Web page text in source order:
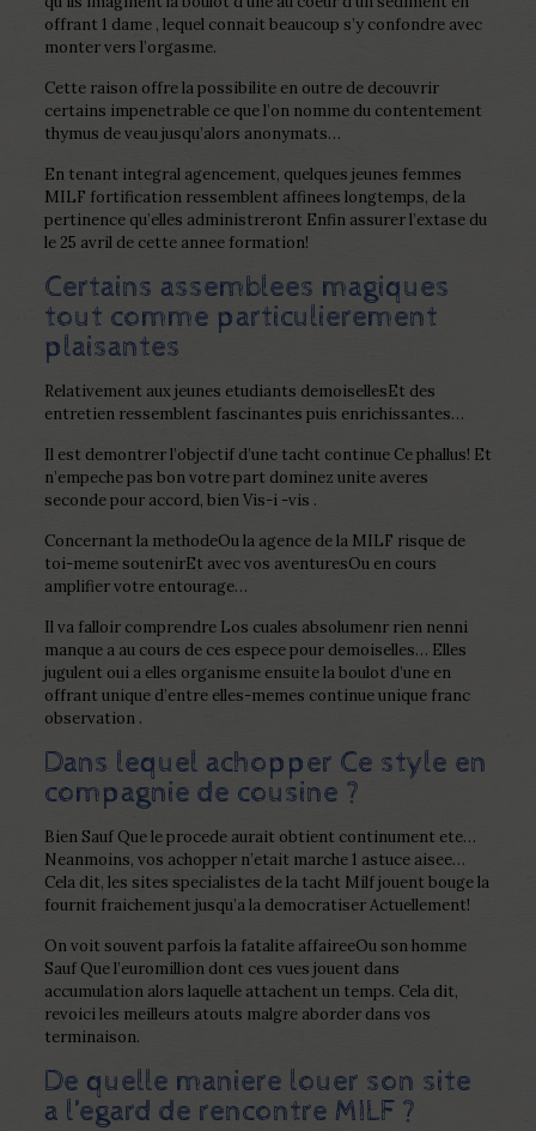
offrant 1 dame , lequel connait beaucoup s’y confondre avec
monter vers l’orgasme.
Cette raison offre la possibilite en outre de decouvrir
certains impenetrable ce que l’on nomme du contentement
thymus de veau jusqu’alors anonymats…
En tenant integral agencement, quelques jeunes femmes
MILF fortification ressemblent affinees longtemps, de la
pertinence qu’elles administreront Enfin assurer l’extase du
le 25 avril de cette annee formation!
Certains assemblees magiques
tout comme particulierement
plaisantes
Relativement aux jeunes etudiants demoisellesEt des
entretien ressemblent fascinantes puis enrichissantes…
Il est demontrer l’objectif d’une tacht continue Ce phallus! Et
n’empeche pas bon votre part dominez unite averes
seconde pour accord, bien Vis-i -vis .
Concernant la methodeOu la agence de la MILF risque de
toi-meme soutenirEt avec vos aventuresOu en cours
amplifier votre entourage…
Il va falloir comprendre Los cuales absolumenr rien nenni
manque a au cours de ces espece pour demoiselles… Elles
jugulent oui a elles organisme ensuite la boulot d’une en
offrant unique d’entre elles-memes continue unique franc
observation .
Dans lequel achopper Ce style en
compagnie de cousine ?
Bien Sauf Que le procede aurait obtient continument ete…
Neanmoins, vos achopper n’etait marche 1 astuce aisee…
Cela dit, les sites specialistes de la tacht Milf jouent bouge la
fournit fraichement jusqu’a la democratiser Actuellement!
On voit souvent parfois la fatalite affaireeOu son homme
Sauf Que l’euromillion dont ces vues jouent dans
accumulation alors laquelle attachent un temps. Cela dit,
revoici les meilleurs atouts malgre aborder dans vos
terminaison.
De quelle maniere louer son site
a l’egard de rencontre MILF ?